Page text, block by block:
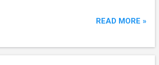
READ MORE »